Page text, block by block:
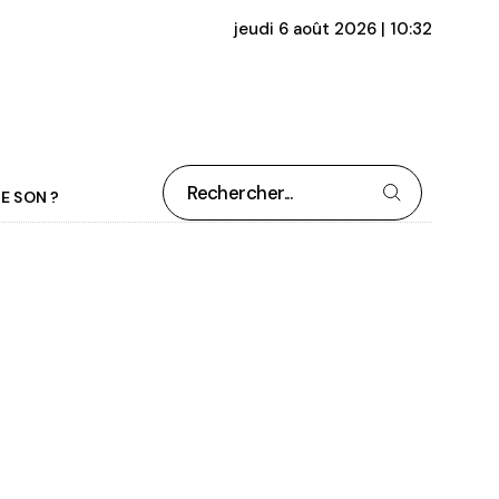
jeudi 6 août 2026 | 10:32
SON ?
Rechercher